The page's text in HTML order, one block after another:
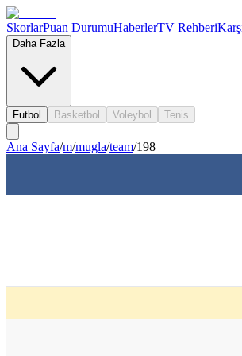
SkorlarPuan DurumuHaberlerTV Rehberi
Daha Fazla
Futbol Basketbol Voleybol Tenis
Ana Sayfa/m/mugla/team/198